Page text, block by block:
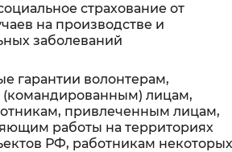
страхование от
на производстве и
заболеваний
гарантии волонтерам,
лицам,
привлеченным лицам,
работы на территориях
РФ, работникам некоторых